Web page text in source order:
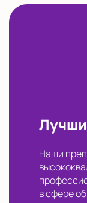
Наши
в сфере